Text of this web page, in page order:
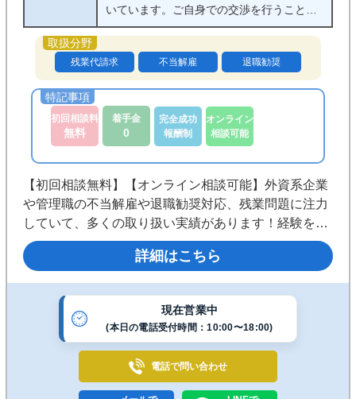
いています。ご自身での交渉を行うことを
前提としたご相談の場合には、初回無料相
※ご相談内容により初回相談無料の対象外
のものがございます。例えば、業務改善指
導対応、ＰＩＰ対応は初回無料相談の対象
外です。
残業代請求 不当解雇 退職勧奨
初回相談料
無料
着手金
0
完全成功
報酬制
オンライン
相談可能
【初回相談無料】【オンライン相談可能】外資系企業
や管理職の不当解雇や退職勧奨対応、残業問題に注力
していて、多くの取り扱い実績があります！経験を活
かしたスピーディーな対応と納得の料金体系で安心し
てご依頼いただけるよう努めております。まずはお気
軽にご相談ください。
詳細はこちら
現在営業中
(本日の電話受付時間：10:00〜18:00)
電話で問い合わせ